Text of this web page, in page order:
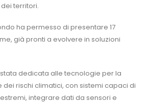
territori.
ha permesso di presentare 17
già pronti a evolvere in soluzioni
dedicata alle tecnologie per la
rischi climatici, con sistemi capaci di
integrare dati da sensori e